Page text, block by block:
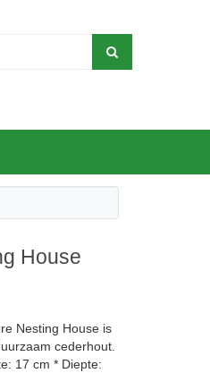
House
Nesting House is
cederhout.
17 cm * Diepte: